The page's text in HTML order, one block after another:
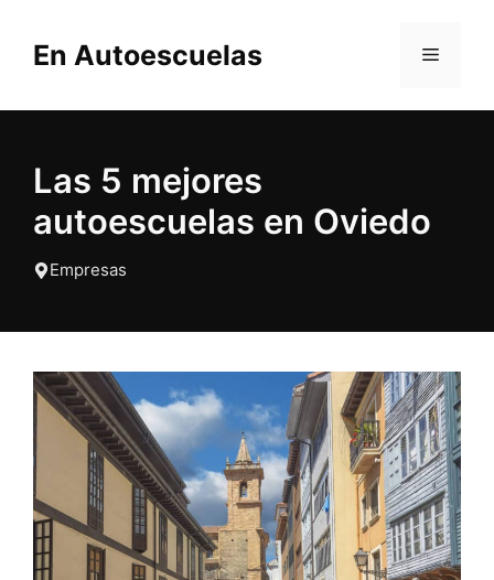
En Autoescuelas MENÚ
Las 5 mejores
autoescuelas en Oviedo
Empresas